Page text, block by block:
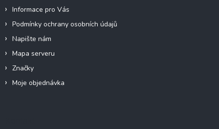
Informace pro Vás
Podmínky ochrany osobních údajů
Napište nám
Mapa serveru
Značky
Moje objednávka